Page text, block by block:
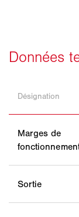
Désignation
Marges de
Sortie